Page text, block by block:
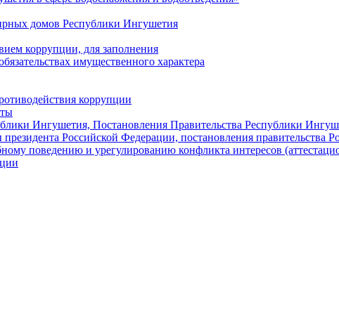
домов Республики Ингушетия
коррупции, для заполнения
имущественного характера
коррупции
Ингушетия, Постановления Правительства Республики
Российской Федерации, постановления правительства
поведению и урегулированию конфликта интересов